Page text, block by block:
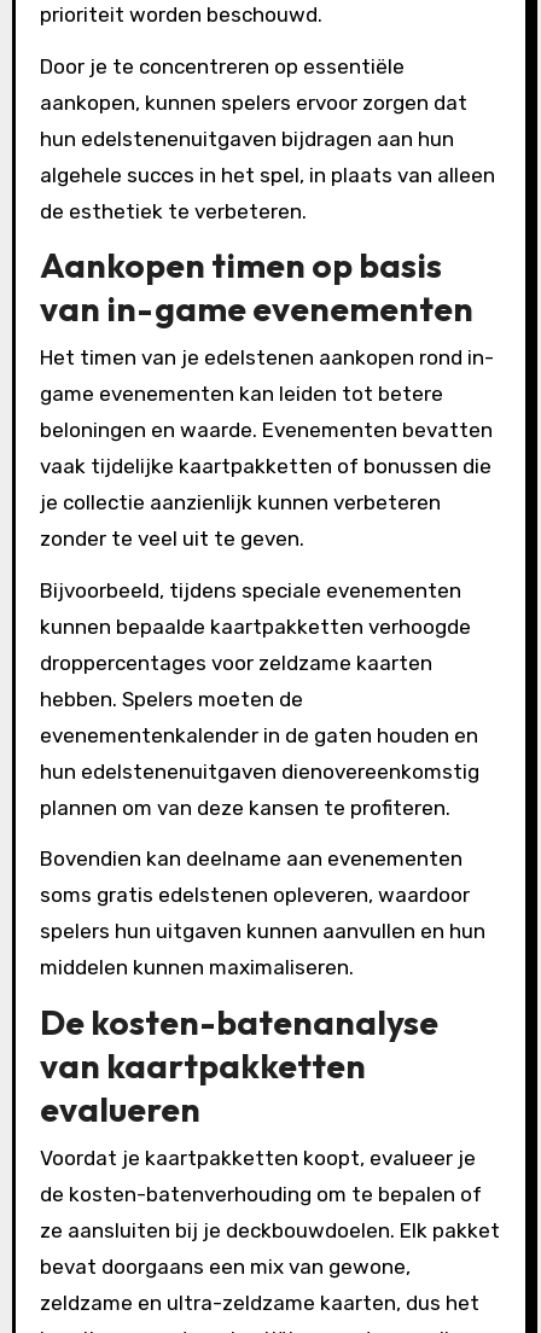
prioriteit worden beschouwd.
Door je te concentreren op essentiële
aankopen, kunnen spelers ervoor zorgen dat
hun edelstenenuitgaven bijdragen aan hun
algehele succes in het spel, in plaats van alleen
de esthetiek te verbeteren.
Aankopen timen op basis
van in-game evenementen
Het timen van je edelstenen aankopen rond in-
game evenementen kan leiden tot betere
beloningen en waarde. Evenementen bevatten
vaak tijdelijke kaartpakketten of bonussen die
je collectie aanzienlijk kunnen verbeteren
zonder te veel uit te geven.
Bijvoorbeeld, tijdens speciale evenementen
kunnen bepaalde kaartpakketten verhoogde
droppercentages voor zeldzame kaarten
hebben. Spelers moeten de
evenementenkalender in de gaten houden en
hun edelstenenuitgaven dienovereenkomstig
plannen om van deze kansen te profiteren.
Bovendien kan deelname aan evenementen
soms gratis edelstenen opleveren, waardoor
spelers hun uitgaven kunnen aanvullen en hun
middelen kunnen maximaliseren.
De kosten-batenanalyse
van kaartpakketten
evalueren
Voordat je kaartpakketten koopt, evalueer je
de kosten-batenverhouding om te bepalen of
ze aansluiten bij je deckbouwdoelen. Elk pakket
bevat doorgaans een mix van gewone,
zeldzame en ultra-zeldzame kaarten, dus het